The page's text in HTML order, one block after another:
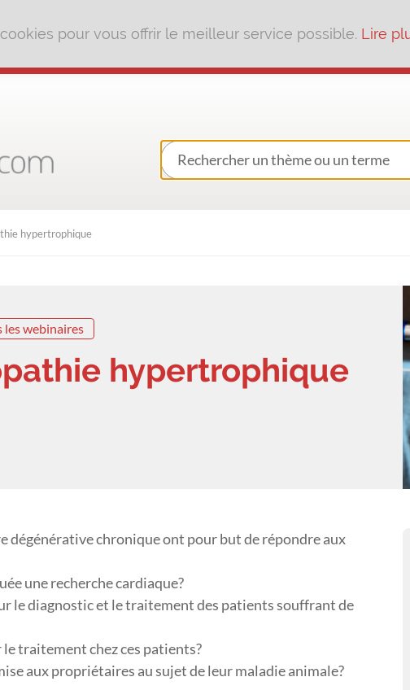
pour vous offrir le meilleur service possible. Lire
hypertrophique
les webinaires
hypertrophique
dégénérative chronique ont pour but de répondre aux
une recherche cardiaque?
le diagnostic et le traitement des patients souffrant de
traitement chez ces patients?
aux propriétaires au sujet de leur maladie animale?